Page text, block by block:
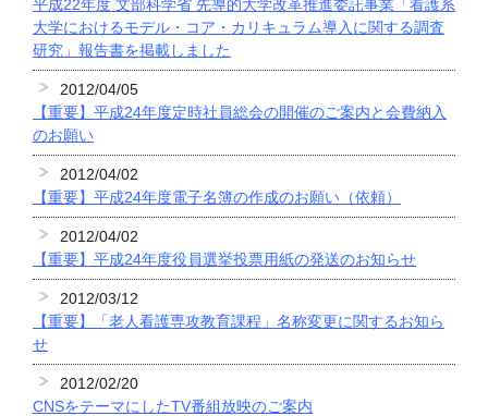
平成22年度 文部科学省 先導的大学改革推進委託事業「看護系
大学におけるモデル・コア・カリキュラム導入に関する調査
研究」報告書を掲載しました
2012/04/05
【重要】平成24年度定時社員総会の開催のご案内と会費納入
のお願い
2012/04/02
【重要】平成24年度電子名簿の作成のお願い（依頼）
2012/04/02
【重要】平成24年度役員選挙投票用紙の発送のお知らせ
2012/03/12
【重要】「老人看護専攻教育課程」名称変更に関するお知ら
せ
2012/02/20
CNSをテーマにしたTV番組放映のご案内